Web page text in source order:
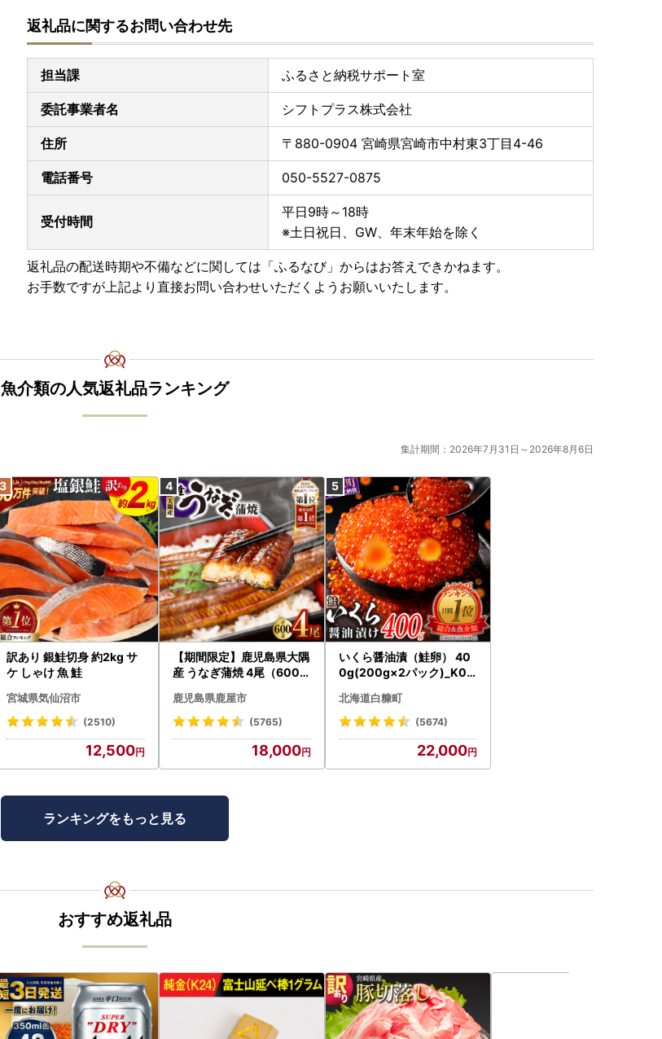
返礼品に関するお問い合わせ先
担当課 ふるさと納税サポート室
委託事業者名 シフトプラス株式会社
住所 〒880-0904 宮崎県宮崎市中村東3丁目4-46
電話番号 050-5527-0875
受付時間
平日9時～18時
※土日祝日、GW、年末年始を除く
返礼品の配送時期や不備などに関しては「ふるなび」からはお答えできかねます。
お手数ですが上記より直接お問い合わせいただくようお願いいたします。
魚介類の人気返礼品ランキング
集計期間：2026年7月31日～2026年8月6日
訳あり 銀鮭切身 約2kg サ
ケ しゃけ 魚 鮭
宮城県気仙沼市
(2510)
12,500
【期間限定】鹿児島県大隅
産 うなぎ蒲焼 4尾（600g
うなぎ 鰻 魚 惣菜 総菜
鹿児島県鹿屋市
(5765)
18,000
いくら醤油漬（鮭卵） 40
0g(200g×2パック)_K02
北海道白糠町
(5674)
22,000
ランキングをもっと見る
おすすめ返礼品